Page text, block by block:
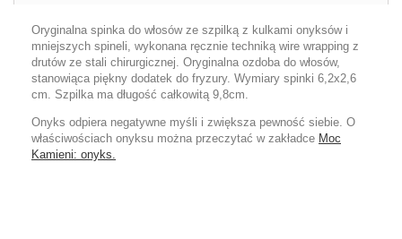
Oryginalna spinka do włosów ze szpilką z kulkami onyksów i
mniejszych spineli, wykonana ręcznie techniką wire wrapping z
drutów ze stali chirurgicznej. Oryginalna ozdoba do włosów,
stanowiąca piękny dodatek do fryzury. Wymiary spinki 6,2x2,6
cm. Szpilka ma długość całkowitą 9,8cm.
Onyks odpiera negatywne myśli i zwiększa pewność siebie. O
właściwościach onyksu można przeczytać w zakładce Moc
Kamieni: onyks.